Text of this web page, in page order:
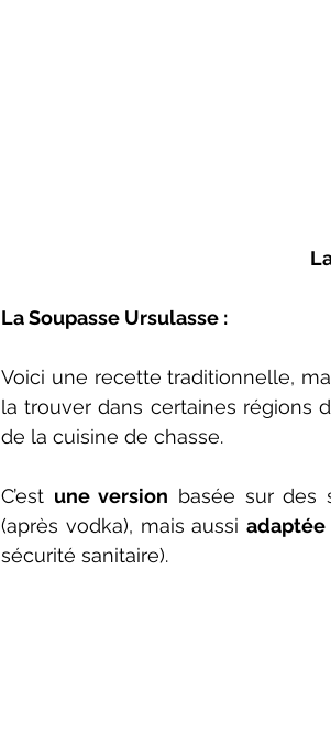
La Soupasse Ursulasse :
Voici une recette traditionnelle,
la trouver dans certaines régions
de la cuisine de chasse.
C’est une version basée sur des
(après vodka), mais aussi
sécurité sanitaire).